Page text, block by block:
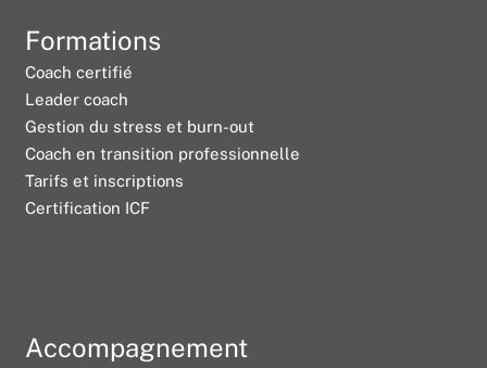
Formations
Coach certifié
Leader coach
Gestion du stress et burn-out
Coach en transition professionnelle
Tarifs et inscriptions
Certification ICF
Accompagnement